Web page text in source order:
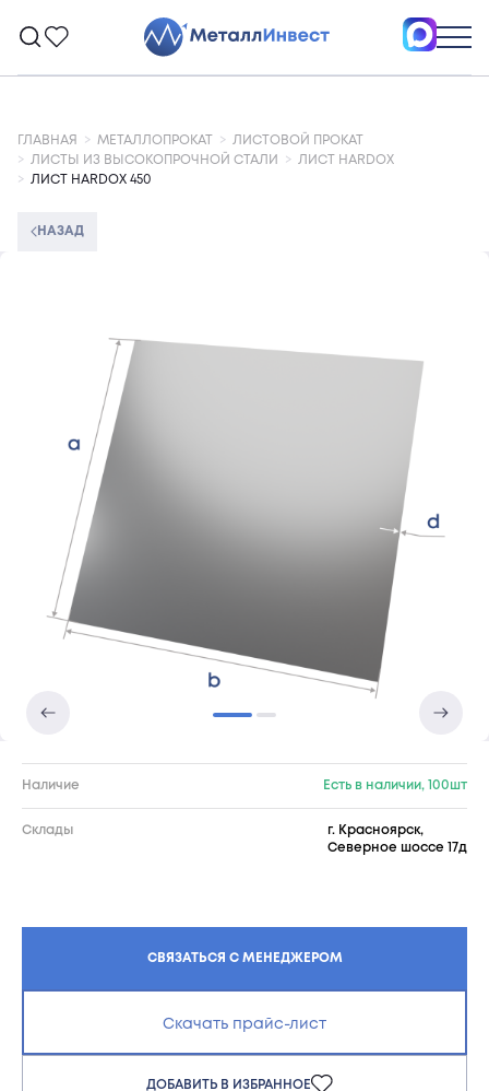
ГЛАВНАЯ МЕТАЛЛОПРОКАТ
ЛИСТОВОЙ ПРОКАТ
ЛИСТЫ ИЗ ВЫСОКОПРОЧНОЙ СТАЛИ
ЛИСТ HARDOX
ЛИСТ HARDOX 450
НАЗАД
Наличие Есть в наличии, 100шт
Склады
г. Красноярск,
Северное шоссе 17д
СВЯЗАТЬСЯ С МЕНЕДЖЕРОМ
Скачать прайс-лист
ДОБАВИТЬ В ИЗБРАННОЕ